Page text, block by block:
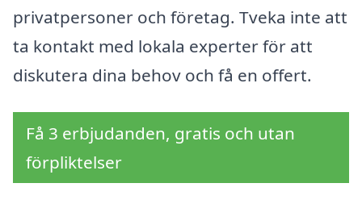
privatpersoner och företag. Tveka inte att
ta kontakt med lokala experter för att
diskutera dina behov och få en offert.
Få 3 erbjudanden, gratis och utan
förpliktelser